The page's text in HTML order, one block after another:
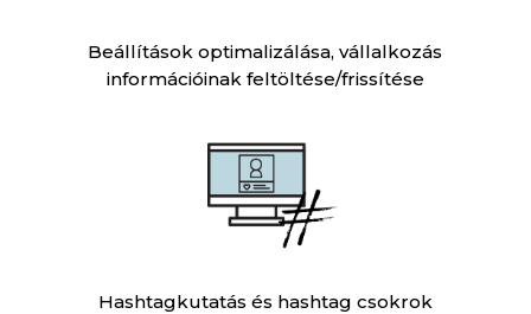
Beállítások optimalizálása, vállalkozás
információinak feltöltése/frissítése
Hashtagkutatás és hashtag csokrok